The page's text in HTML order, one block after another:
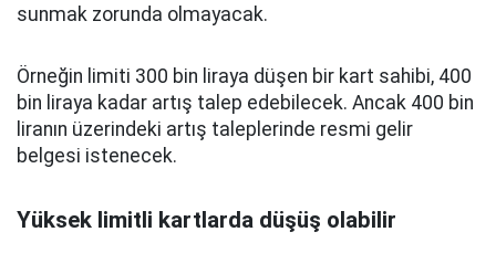
sunmak zorunda olmayacak.
Örneğin limiti 300 bin liraya düşen bir kart sahibi, 400
bin liraya kadar artış talep edebilecek. Ancak 400 bin
liranın üzerindeki artış taleplerinde resmi gelir
belgesi istenecek.
Yüksek limitli kartlarda düşüş olabilir